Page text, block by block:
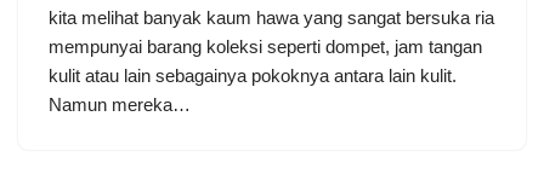
kita melihat banyak kaum hawa yang sangat bersuka ria
mempunyai barang koleksi seperti dompet, jam tangan
kulit atau lain sebagainya pokoknya antara lain kulit.
Namun mereka…